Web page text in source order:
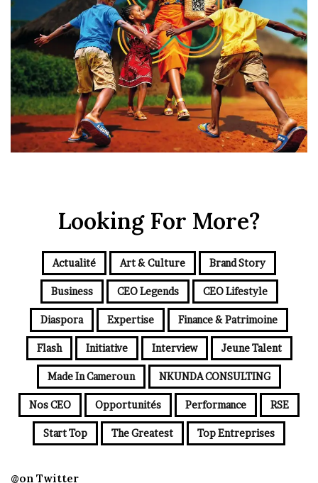
Looking For More?
Actualité Art & Culture Brand Story
Business CEO Legends CEO Lifestyle
Diaspora Expertise Finance & Patrimoine
Flash Initiative Interview Jeune Talent
Made In Cameroun NKUNDA CONSULTING
Nos CEO Opportunités Performance RSE
Start Top The Greatest Top Entreprises
@on Twitter